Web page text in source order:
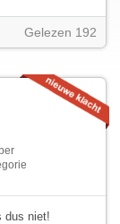
Gelezen 192
dus niet!